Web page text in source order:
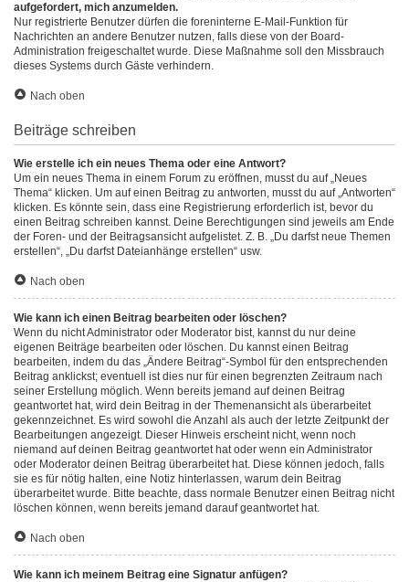
aufgefordert, mich anzumelden.
Nur registrierte Benutzer dürfen die foreninterne E-Mail-Funktion für
Nachrichten an andere Benutzer nutzen, falls diese von der Board-
Administration freigeschaltet wurde. Diese Maßnahme soll den Missbrauch
dieses Systems durch Gäste verhindern.
Nach oben
Beiträge schreiben
Wie erstelle ich ein neues Thema oder eine Antwort?
Um ein neues Thema in einem Forum zu eröffnen, musst du auf „Neues
Thema“ klicken. Um auf einen Beitrag zu antworten, musst du auf „Antworten“
klicken. Es könnte sein, dass eine Registrierung erforderlich ist, bevor du
einen Beitrag schreiben kannst. Deine Berechtigungen sind jeweils am Ende
der Foren- und der Beitragsansicht aufgelistet. Z. B. „Du darfst neue Themen
erstellen“, „Du darfst Dateianhänge erstellen“ usw.
Nach oben
Wie kann ich einen Beitrag bearbeiten oder löschen?
Wenn du nicht Administrator oder Moderator bist, kannst du nur deine
eigenen Beiträge bearbeiten oder löschen. Du kannst einen Beitrag
bearbeiten, indem du das „Ändere Beitrag“-Symbol für den entsprechenden
Beitrag anklickst; eventuell ist dies nur für einen begrenzten Zeitraum nach
seiner Erstellung möglich. Wenn bereits jemand auf deinen Beitrag
geantwortet hat, wird dein Beitrag in der Themenansicht als überarbeitet
gekennzeichnet. Es wird sowohl die Anzahl als auch der letzte Zeitpunkt der
Bearbeitungen angezeigt. Dieser Hinweis erscheint nicht, wenn noch
niemand auf deinen Beitrag geantwortet hat oder wenn ein Administrator
oder Moderator deinen Beitrag überarbeitet hat. Diese können jedoch, falls
sie es für nötig halten, eine Notiz hinterlassen, warum dein Beitrag
überarbeitet wurde. Bitte beachte, dass normale Benutzer einen Beitrag nicht
löschen können, wenn bereits jemand darauf geantwortet hat.
Nach oben
Wie kann ich meinem Beitrag eine Signatur anfügen?